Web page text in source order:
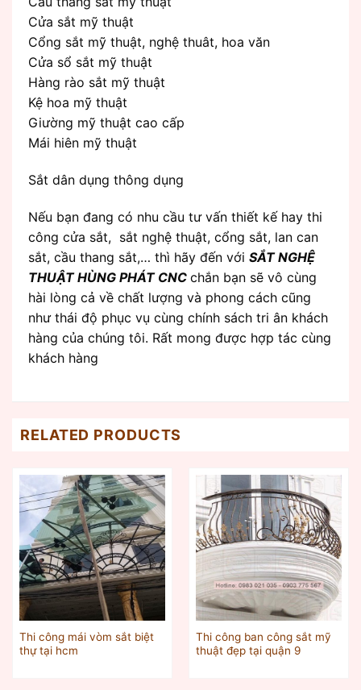
Cửa sắt mỹ thuật
Cổng sắt mỹ thuật, nghệ thuât, hoa văn
Cửa sổ sắt mỹ thuật
Hàng rào sắt mỹ thuật
Kệ hoa mỹ thuật
Giường mỹ thuật cao cấp
Mái hiên mỹ thuật
Sắt dân dụng thông dụng
Nếu bạn đang có nhu cầu tư vấn thiết kế hay thi
công cửa sắt, sắt nghệ thuật, cổng sắt, lan can
sắt, cầu thang sắt,… thì hãy đến với SẮT NGHỆ
THUẬT HÙNG PHÁT CNC chắn bạn sẽ vô cùng
hài lòng cả về chất lượng và phong cách cũng
như thái độ phục vụ cùng chính sách tri ân khách
hàng của chúng tôi. Rất mong được hợp tác cùng
khách hàng
RELATED PRODUCTS
Thi công mái vòm sắt biệt
thự tại hcm
Thi công ban công sắt mỹ
thuật đẹp tại quận 9